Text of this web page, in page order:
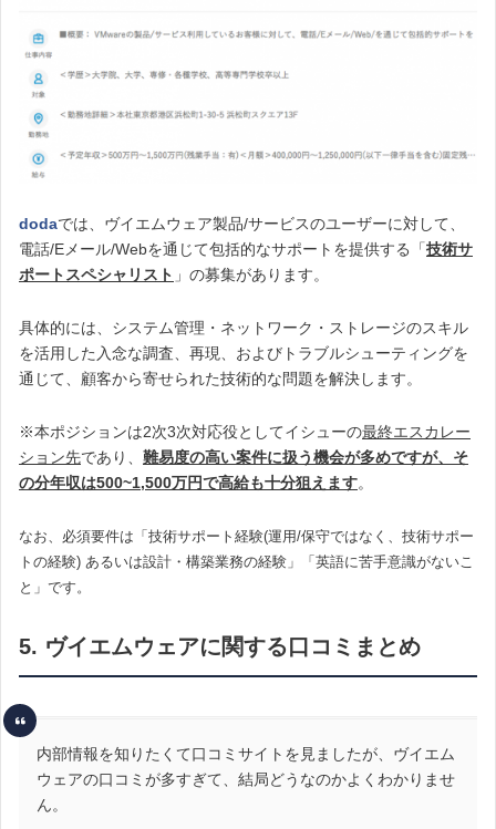
dodaでは、ヴイエムウェア製品/サービスのユーザーに対して、
電話/Eメール/Webを通じて包括的なサポートを提供する「技術サ
ポートスペシャリスト 」の募集があります。
具体的には、システム管理・ネットワーク・ストレージのスキル
を活用した入念な調査、再現、およびトラブルシューティングを
通じて、顧客から寄せられた技術的な問題を解決します。
※本ポジションは2次3次対応役としてイシューの最終エスカレー
ション先であり、 難易度の高い案件に扱う機会が多めですが、そ
の分年収は500~1,500万円で高給も十分狙えます。
なお、必須要件は「技術サポート経験(運用/保守ではなく、技術サポー
トの経験) あるいは設計・構築業務の経験」「英語に苦手意識がないこ
と」です。
5. ヴイエムウェアに関する口コミまとめ
内部情報を知りたくて口コミサイトを見ましたが、ヴイエム
ウェアの口コミが多すぎて、結局どうなのかよくわかりませ
ん。